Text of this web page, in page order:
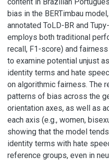
bias in the BERTimbau
annotated ToLD-BR and
employs both traditional
recall, F1-score) and
to examine potential unjust
identity terms and hate
on algorithmic fairness. The
patterns of bias across the
orientation axes, as well as
each axis (e.g., women,
showing that the model
identity terms with hate
reference groups, even in